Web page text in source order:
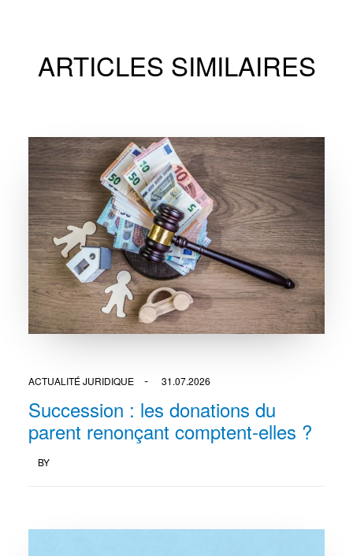
ARTICLES SIMILAIRES
ACTUALITÉ JURIDIQUE 31.07.2026
Succession : les donations du
parent renonçant comptent-elles ?
BY